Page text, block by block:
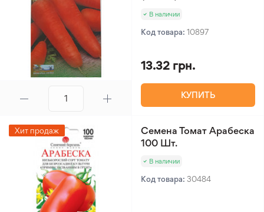
В наличии
Код товара: 10897
13.32 грн.
КУПИТЬ
Хит продаж
Семена Томат Арабеска
100 Шт.
В наличии
Код товара: 30484